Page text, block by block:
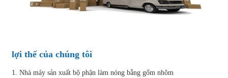
lợi thế của chúng tôi
1. Nhà máy sản xuất bộ phận làm nóng bằng gốm nhôm